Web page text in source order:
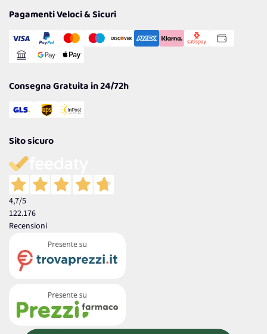
Cookie Policy
Gestisci Cookie
Reso Facile e Veloce
Pagamenti Veloci & Sicuri
Consegna Gratuita in 24/72h
Sito sicuro
4,7/5
122.176
Recensioni